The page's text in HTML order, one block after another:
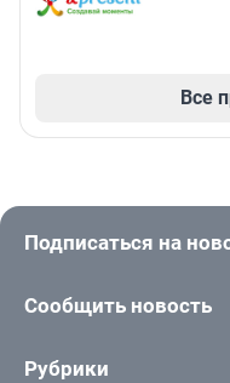
Все
Подписаться на
Сообщить новость
Рубрики